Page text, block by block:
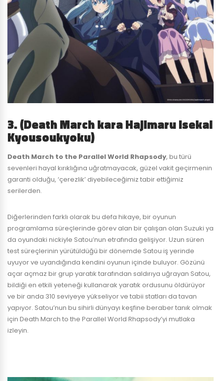
3. (Death March kara Hajimaru Isekai
Kyousoukyoku)
Death March to the Parallel World Rhapsody, bu türü
sevenleri hayal kırıklığına uğratmayacak, güzel vakit geçirmenin
garanti olduğu, ‘çerezlik’ diyebileceğimiz tabir ettiğimiz
serilerden.
Diğerlerinden farklı olarak bu defa hikaye, bir oyunun
programlama süreçlerinde görev alan bir çalışan olan Suzuki ya
da oyundaki nickiyle Satou’nun etrafında gelişiyor. Uzun süren
test süreçlerinin yürütüldüğü bir dönemde Satou iş yerinde
uyuyor ve uyandığında kendini oyunun içinde buluyor. Gözünü
açar açmaz bir grup yaratık tarafından saldırıya uğrayan Satou,
bildiği en etkili yeteneği kullanarak yaratık ordusunu öldürüyor
ve bir anda 310 seviyeye yükseliyor ve tabii statları da tavan
yapıyor. Satou’nun bu sihirli dünyayı keşfine beraber tanık olmak
için Death March to the Parallel World Rhapsody’yi mutlaka
izleyin.